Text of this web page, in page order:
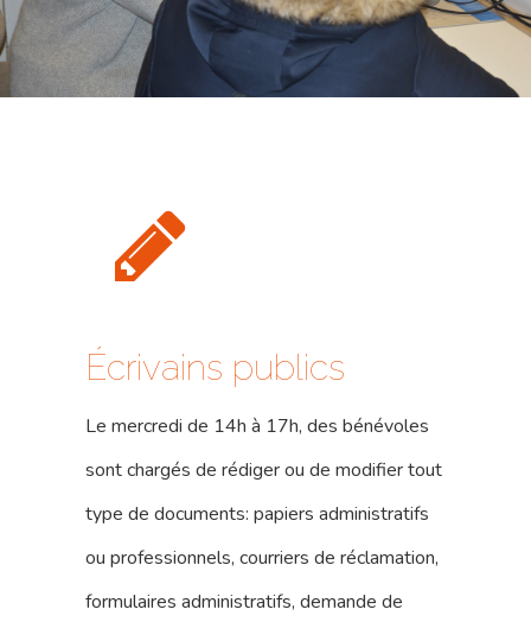
Écrivains publics
Le mercredi de 14h à 17h, des bénévoles
sont chargés de rédiger ou de modifier tout
type de documents: papiers administratifs
ou professionnels, courriers de réclamation,
formulaires administratifs, demande de